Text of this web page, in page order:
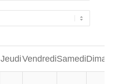
JeudiVendrediSamedi